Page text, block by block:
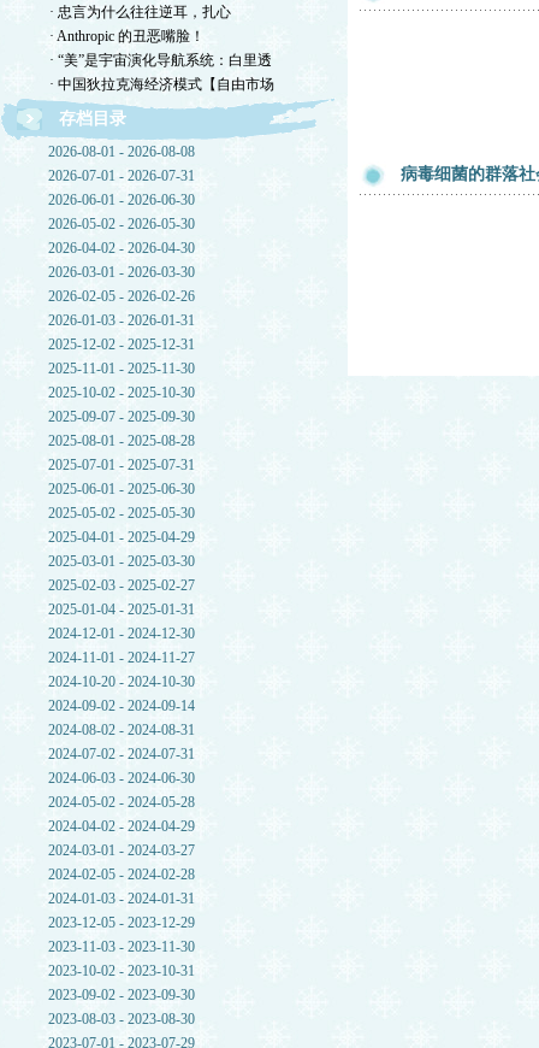
· 忠言为什么往往逆耳，扎心
· Anthropic 的丑恶嘴脸！
· “美”是宇宙演化导航系统：白里透
· 中国狄拉克海经济模式【自由市场
存档目录
2026-08-01 - 2026-08-08
2026-07-01 - 2026-07-31
2026-06-01 - 2026-06-30
2026-05-02 - 2026-05-30
2026-04-02 - 2026-04-30
2026-03-01 - 2026-03-30
2026-02-05 - 2026-02-26
2026-01-03 - 2026-01-31
2025-12-02 - 2025-12-31
2025-11-01 - 2025-11-30
2025-10-02 - 2025-10-30
2025-09-07 - 2025-09-30
2025-08-01 - 2025-08-28
2025-07-01 - 2025-07-31
2025-06-01 - 2025-06-30
2025-05-02 - 2025-05-30
2025-04-01 - 2025-04-29
2025-03-01 - 2025-03-30
2025-02-03 - 2025-02-27
2025-01-04 - 2025-01-31
2024-12-01 - 2024-12-30
2024-11-01 - 2024-11-27
2024-10-20 - 2024-10-30
2024-09-02 - 2024-09-14
2024-08-02 - 2024-08-31
2024-07-02 - 2024-07-31
2024-06-03 - 2024-06-30
2024-05-02 - 2024-05-28
2024-04-02 - 2024-04-29
2024-03-01 - 2024-03-27
2024-02-05 - 2024-02-28
2024-01-03 - 2024-01-31
2023-12-05 - 2023-12-29
2023-11-03 - 2023-11-30
2023-10-02 - 2023-10-31
2023-09-02 - 2023-09-30
2023-08-03 - 2023-08-30
2023-07-01 - 2023-07-29
病毒细菌的群落